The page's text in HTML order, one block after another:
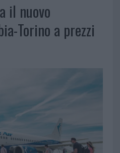
il nuovo
Torino a prezzi